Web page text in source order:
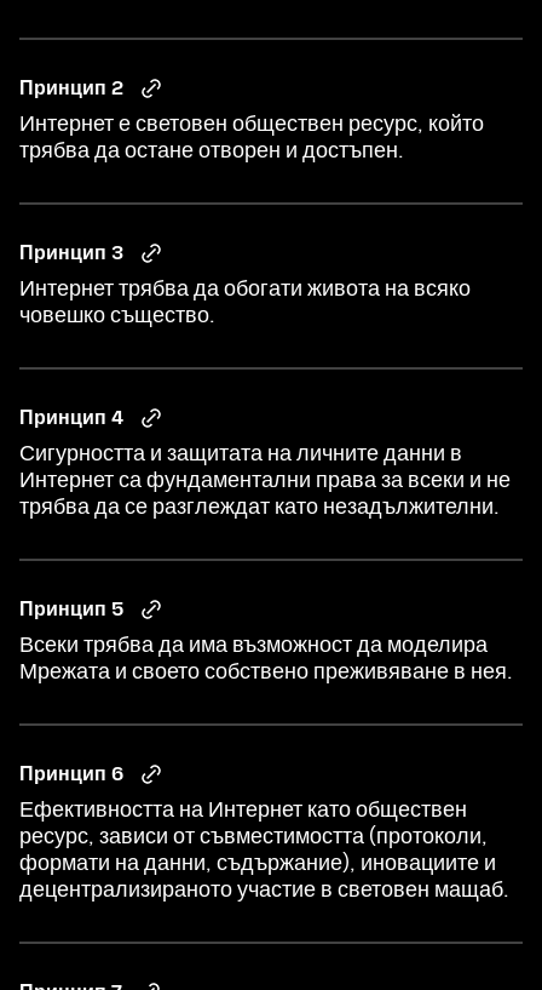
Принцип 2
Интернет е световен обществен ресурс, който
трябва да остане отворен и достъпен.
Принцип 3
Интернет трябва да обогати живота на всяко
човешко същество.
Принцип 4
Сигурността и защитата на личните данни в
Интернет са фундаментални права за всеки и не
трябва да се разглеждат като незадължителни.
Принцип 5
Всеки трябва да има възможност да моделира
Мрежата и своето собствено преживяване в нея.
Принцип 6
Ефективността на Интернет като обществен
ресурс, зависи от съвместимостта (протоколи,
формати на данни, съдържание), иновациите и
децентрализираното участие в световен мащаб.